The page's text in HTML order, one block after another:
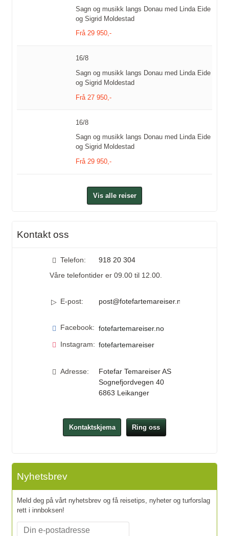
Sagn og musikk langs Donau med Linda Eide
og Sigrid Moldestad
Frå 29 950,-
16/8
Sagn og musikk langs Donau med Linda Eide
og Sigrid Moldestad
Frå 27 950,-
16/8
Sagn og musikk langs Donau med Linda Eide
og Sigrid Moldestad
Frå 29 950,-
Vis alle reiser
Kontakt oss
Telefon:
918 20 304
Våre telefontider er 09.00 til 12.00.
E-post: post@fotefartemareiser.no
Facebook: fotefartemareiser.no
Instagram: fotefartemareiser
Adresse:
Fotefar Temareiser AS
Sognefjordvegen 40
6863 Leikanger
Kontaktskjema Ring oss
Nyhetsbrev
Meld deg på vårt nyhetsbrev og få reisetips, nyheter og turforslag
rett i innboksen!